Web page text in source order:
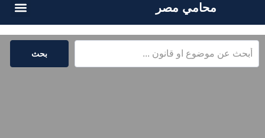
محامي مصر
بحث